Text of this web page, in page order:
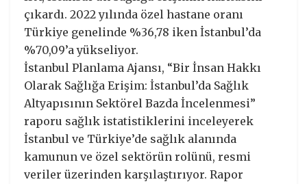
çıkardı. 2022 yılında özel hastane oranı
Türkiye genelinde %36,78 iken İstanbul’da
%70,09’a yükseliyor.
İstanbul Planlama Ajansı, “Bir İnsan Hakkı
Olarak Sağlığa Erişim: İstanbul’da Sağlık
Altyapısının Sektörel Bazda İncelenmesi”
raporu sağlık istatistiklerini inceleyerek
İstanbul ve Türkiye’de sağlık alanında
kamunun ve özel sektörün rolünü, resmi
veriler üzerinden karşılaştırıyor. Rapor